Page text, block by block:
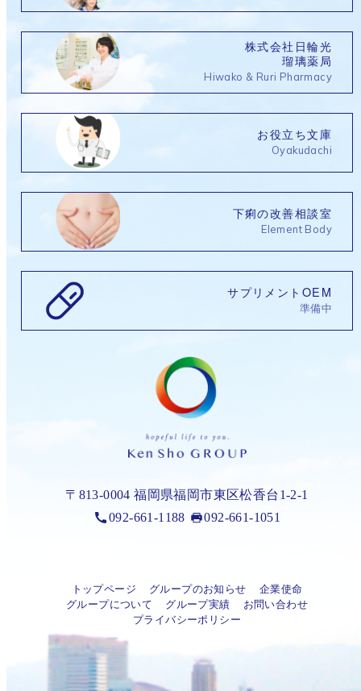
株式会社日輪光
瑠璃薬局
Hiwako & Ruri Pharmacy
お役立ち文庫
Oyakudachi
下痢の改善相談室
Element Body
サプリメントOEM
準備中
〒813-0004 福岡県福岡市東区松香台1-2-1
092-661-1188
092-661-1051
トップページ グループのお知らせ
企業使命
グループについて
グループ実績
お問い合わせ
プライバシーポリシー